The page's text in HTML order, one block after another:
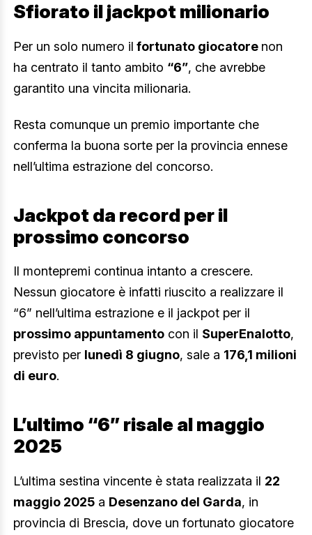
Sfiorato il jackpot milionario
Per un solo numero il fortunato giocatore non
ha centrato il tanto ambito “6”, che avrebbe
garantito una vincita milionaria.
Resta comunque un premio importante che
conferma la buona sorte per la provincia ennese
nell’ultima estrazione del concorso.
Jackpot da record per il
prossimo concorso
Il montepremi continua intanto a crescere.
Nessun giocatore è infatti riuscito a realizzare il
“6” nell’ultima estrazione e il jackpot per il
prossimo appuntamento con il SuperEnalotto,
previsto per lunedì 8 giugno, sale a 176,1 milioni
di euro.
L’ultimo “6” risale al maggio
2025
L’ultima sestina vincente è stata realizzata il 22
maggio 2025 a Desenzano del Garda, in
provincia di Brescia, dove un fortunato giocatore